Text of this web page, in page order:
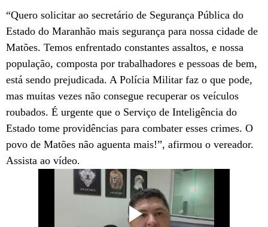
“Quero solicitar ao secretário de Segurança Pública do
Estado do Maranhão mais segurança para nossa cidade de
Matões. Temos enfrentado constantes assaltos, e nossa
população, composta por trabalhadores e pessoas de bem,
está sendo prejudicada. A Polícia Militar faz o que pode,
mas muitas vezes não consegue recuperar os veículos
roubados. É urgente que o Serviço de Inteligência do
Estado tome providências para combater esses crimes. O
povo de Matões não aguenta mais!”, afirmou o vereador.
Assista ao vídeo.